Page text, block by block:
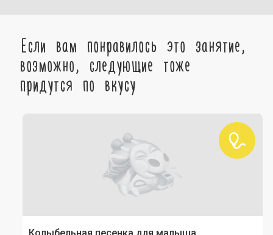
Если вам понравилось это занятие,
возможно, следующие тоже
придутся по вкусу